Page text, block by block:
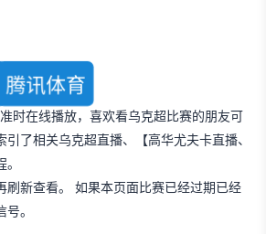
腾讯体育
时在线播放，喜欢看乌克超比赛的朋友可
了相关乌克超直播、【高华尤夫卡直播、
刷新查看。 如果本页面比赛已经过期已经
。